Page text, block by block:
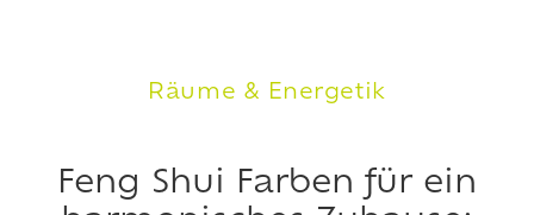
Räume & Energetik
Feng Shui Farben für ein